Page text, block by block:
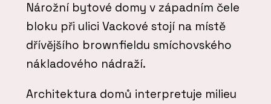
Nárožní bytové domy v západním čele
bloku při ulici Vackové stojí na místě
dřívějšího brownfieldu smíchovského
nákladového nádraží.
Architektura domů interpretuje milieu